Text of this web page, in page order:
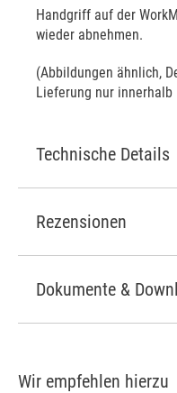
Handgriff auf der
wieder abnehmen.
(Abbildungen ähnlich,
Lieferung nur innerhalb
Technische Details
Rezensionen
Dokumente &
Wir empfehlen hierzu